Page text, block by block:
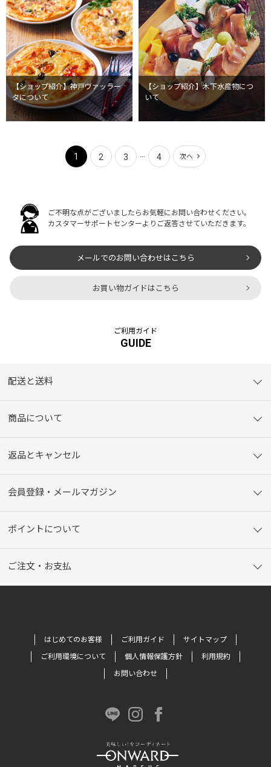
【ショップ紹介】神戸ヴァッラー
タについて
【ショップ紹介】木下水産物につ
いて
1 2 3 4 次へ
ご不明な点がございましたらお気軽にお問い合わせください。
カスタマーサポートセンターよりご返答させていただきます。
メールでのお問い合わせはこちら
お買い物ガイドはこちら
ご利用ガイド
GUIDE
配送と送料
商品について
返品とキャンセル
会員登録・メールマガジン
ポイントについて
ご注文・お支払
はじめてのお客様 ご利用ガイド
サイトマップ
ご利用環境について
個人情報保護方針
利用規約
お問い合わせ